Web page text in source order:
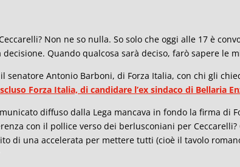
Ceccarelli? Non ne so nulla. So solo che oggi alle 17 è
Quando qualcosa sarà deciso, farò sapere le
senatore Antonio Barboni, di Forza Italia, con chi gli
Forza Italia, di candidare l’ex sindaco di Bellaria
diffuso dalla Lega mancava in fondo la firma di
con il pollice verso dei berlusconiani per
di una accelerata per mettere tutti (cioè il tavolo